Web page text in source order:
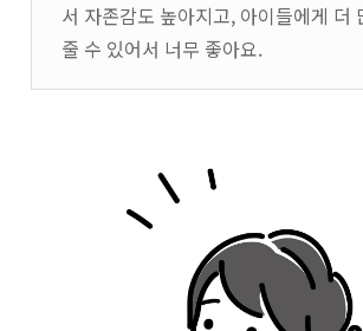
서 자존감도 높아지고, 아이들에게 더
줄 수 있어서 너무 좋아요.